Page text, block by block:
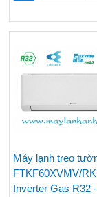
Máy lạnh treo
FTKF60XVMV/
Inverter Gas R32